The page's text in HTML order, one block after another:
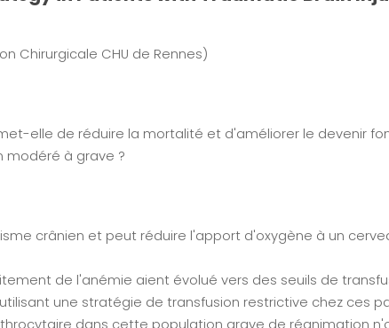
Chirurgicale CHU de Rennes)
elle de réduire la mortalité et d'améliorer le devenir
modéré à grave ?
crânien et peut réduire l'apport d'oxygène à un
de l'anémie aient évolué vers des seuils de
une stratégie de transfusion restrictive chez ces
dans cette population grave de réanimation